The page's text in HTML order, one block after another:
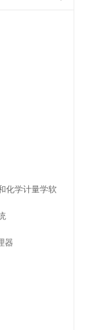
化学计量学软
器